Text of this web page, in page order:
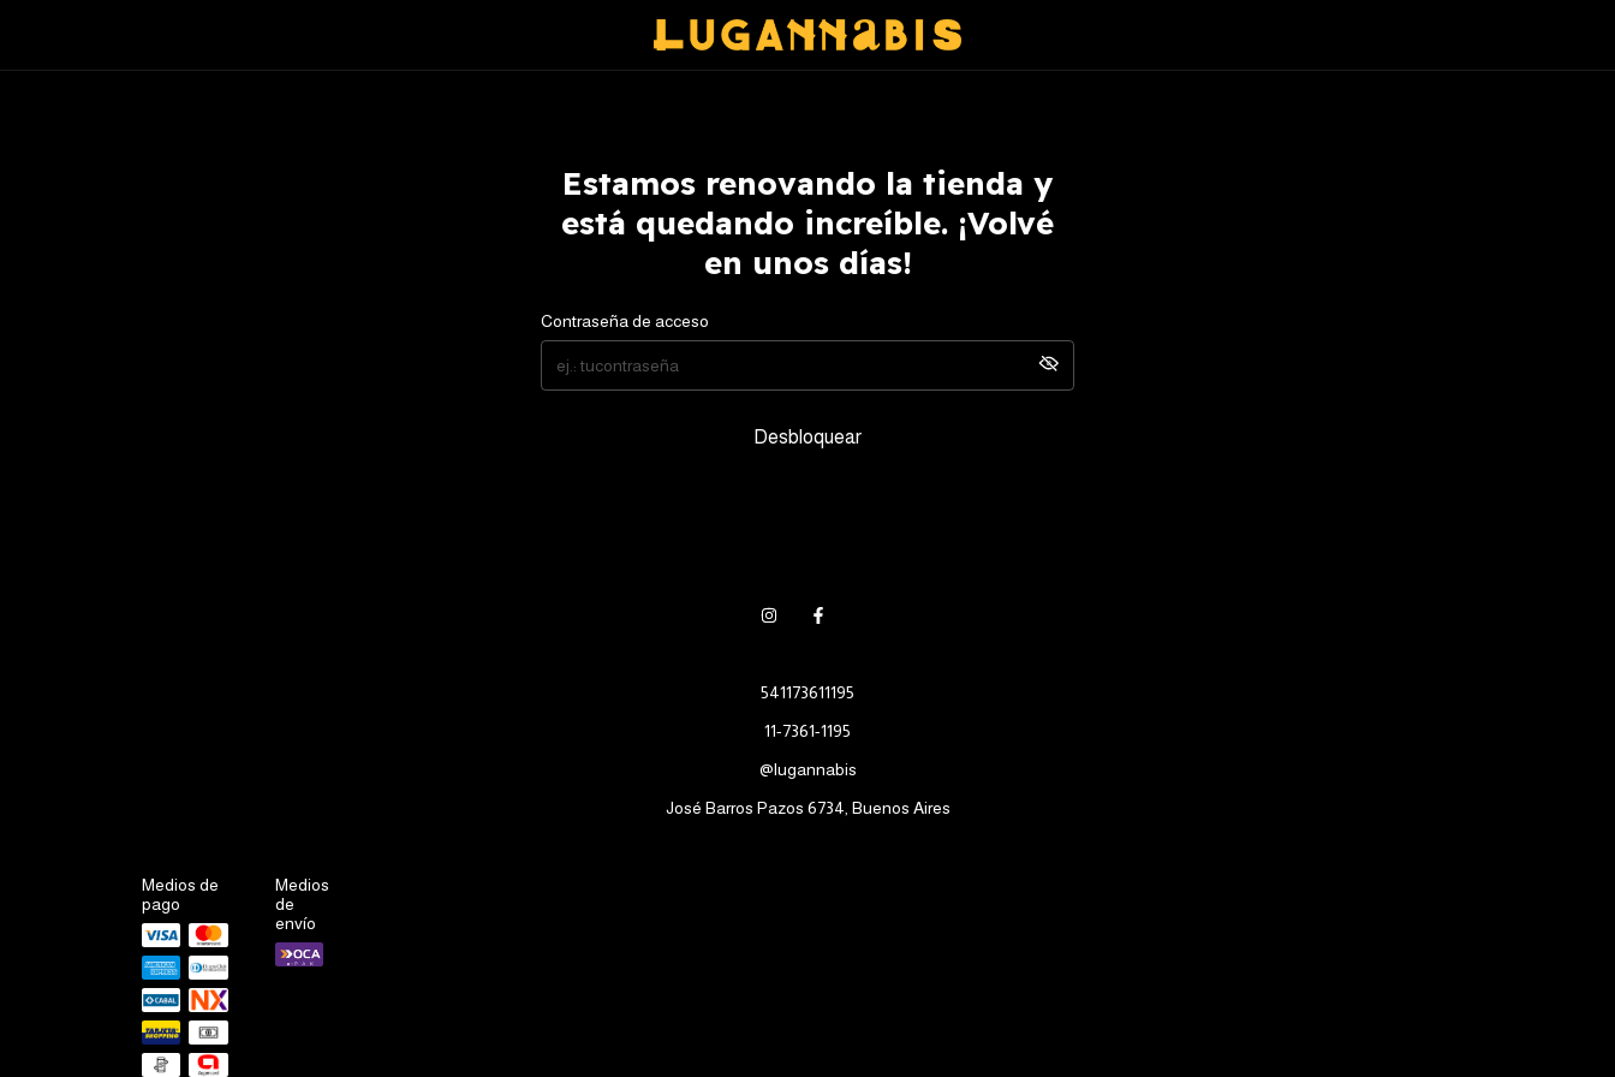
Estamos renovando la tienda y
está quedando increíble. ¡Volvé
en unos días!
Contraseña de acceso
Desbloquear
541173611195
11-7361-1195
@lugannabis
José Barros Pazos 6734, Buenos Aires
Medios de
pago
Medios
de
envío